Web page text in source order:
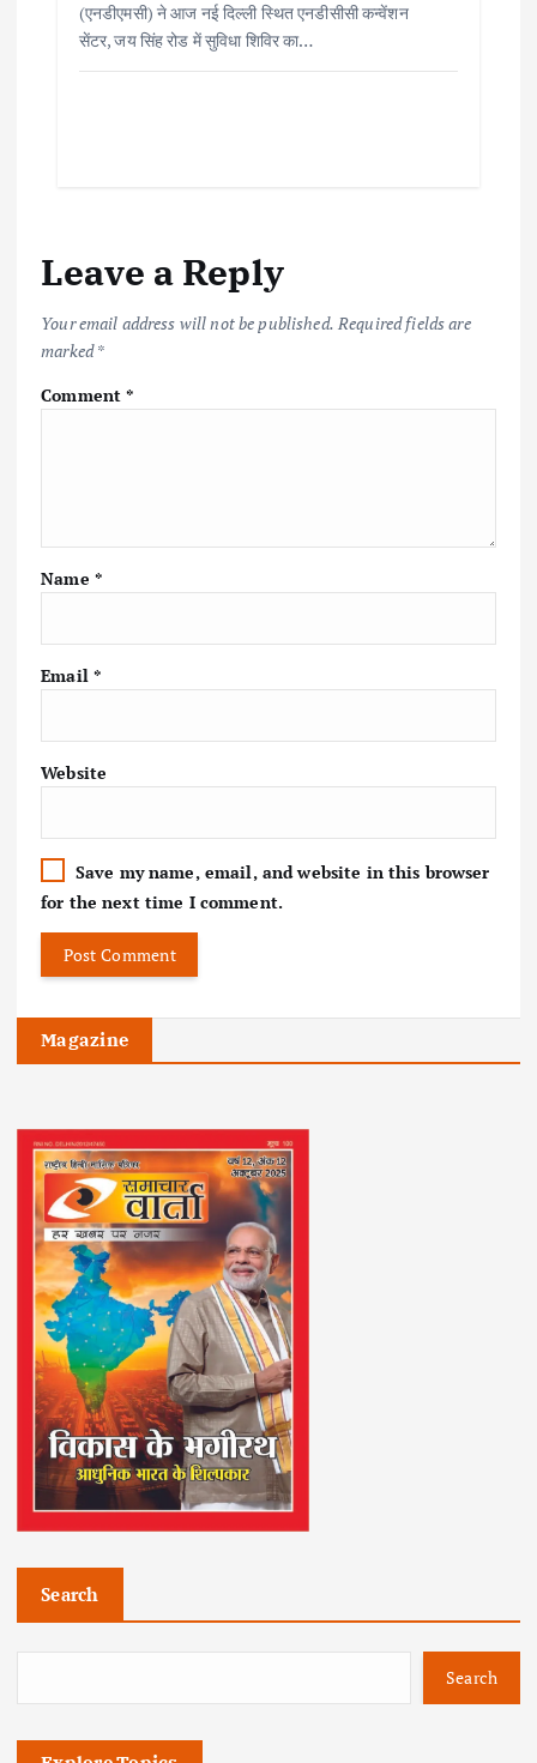
(एनडीएमसी) ने आज नई दिल्ली स्थित एनडीसीसी कन्वेंशन
सेंटर, जय सिंह रोड में सुविधा शिविर का…
Leave a Reply
Your email address will not be published. Required fields are
marked*
Comment*
Name *
Email *
Website
Save my name, email, and website in this browser
for the next time I comment.
Magazine
Search
Search